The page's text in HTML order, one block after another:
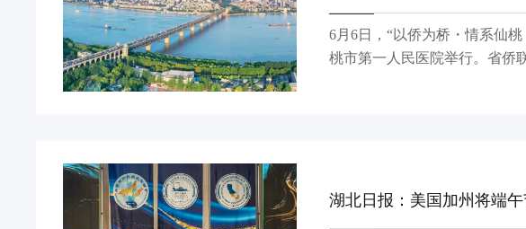
6月6日，“以侨为桥・情系仙
桃市第一人民医院举行。省侨
湖北日报：美国加州将端